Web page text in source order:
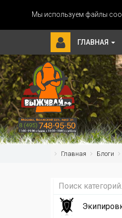
Мы используем файлы
ГЛАВНАЯ
Главная Блоги